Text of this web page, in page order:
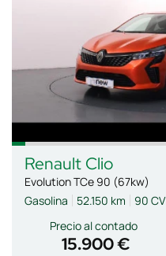
Renault Clio
Evolution TCe 90 (67kw)
Gasolina
52.150 km 90 CV
Precio al contado
15.900 €